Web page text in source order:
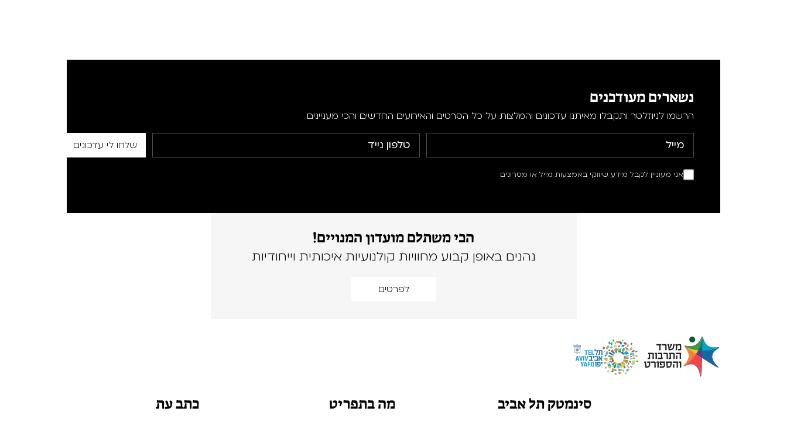
נשארים מעודכנים
הרשמו לניוזלטר ותקבלו מאיתנו עדכונים והמלצות על כל הסרטים והאירועים החדשים והכי מעניינים
אני מעוניין לקבל מידע שיווקי באמצעות מייל או מסרונים
הכי משתלם מועדון המנויים!
נהנים באופן קבוע מחוויות קולנועיות איכותית וייחודיות
לפרטים
סינמטק תל אביב מה בתפריט כתב עת